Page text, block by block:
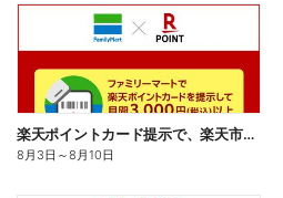
楽天ポイントカード提示で、楽天市場でのお買い物がおトクに!
8月3日 ～8月10日